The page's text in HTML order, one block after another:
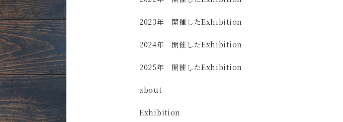
2023年 開催したExhibition
2024年 開催したExhibition
2025年 開催したExhibition
about
Exhibition